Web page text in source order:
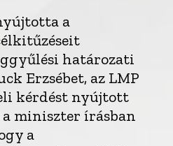
a
határozati
Erzsébet, az LMP
kérdést nyújtott
a miniszter írásban
a